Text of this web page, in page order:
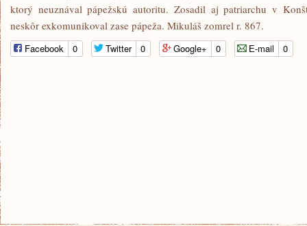
ktorý neuznával pápežskú autoritu. Zosadil aj patriarchu v
neskôr exkomunikoval zase pápeža. Mikuláš zomrel r. 867.
Facebook 0 Twitter 0 Google+ 0 E-mail 0